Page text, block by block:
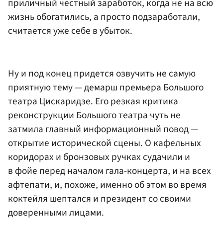
приличный честный заработок, когда не на всю
жизнь обогатились, а просто подзаработали,
считается уже себе в убыток.
Ну и под конец придется озвучить не самую
приятную тему — демарш премьера Большого
театра Цискаридзе. Его резкая критика
реконструкции Большого театра чуть не
затмила главный информационный повод —
открытие исторической сцены. О кафельных
коридорах и бронзовых ручках судачили и
в фойе перед началом гала-концерта, и на всех
афтепати, и, похоже, именно об этом во время
коктейля шептался и президент со своими
доверенными лицами.